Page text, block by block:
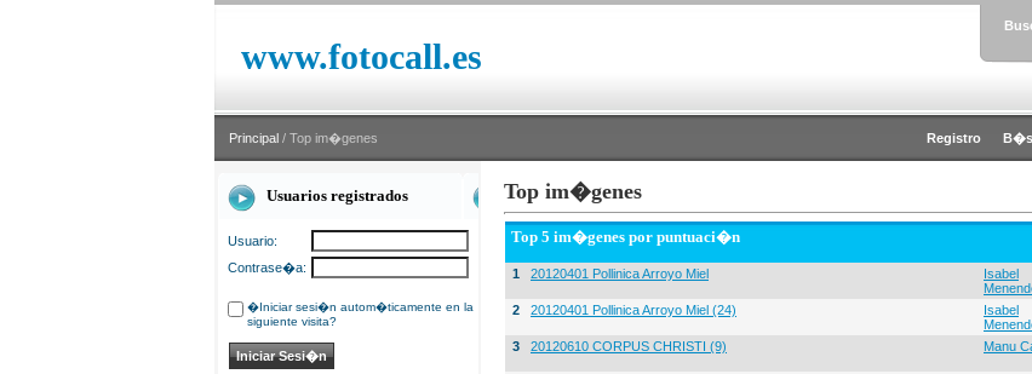
www.fotocall.es
Principal / Top im�genes Registro
Usuarios registrados
Usuario:
Contrase�a:
�Iniciar sesi�n autom�ticamente en la
siguiente visita?
Top im�genes
Top 5 im�genes por puntuaci�n
1 20120401 Pollinica Arroyo Miel
Isabel
2 20120401 Pollinica Arroyo Miel (24)
Isabel
3 20120610 CORPUS CHRISTI (9) Manu